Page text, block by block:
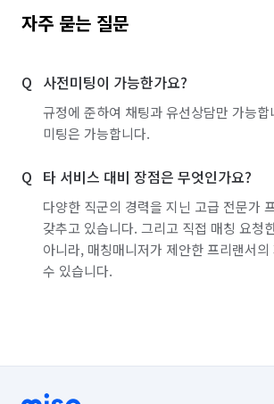
자주 묻는 질문
사전미팅이 가능한가요?
규정에 준하여 채팅과 유선상담만 가능합
미팅은 가능합니다.
타 서비스 대비 장점은 무엇인가요?
다양한 직군의 경력을 지닌 고급 전문가
갖추고 있습니다. 그리고 직접 매칭 요청
아니라, 매칭매니저가 제안한 프리랜서
수 있습니다.